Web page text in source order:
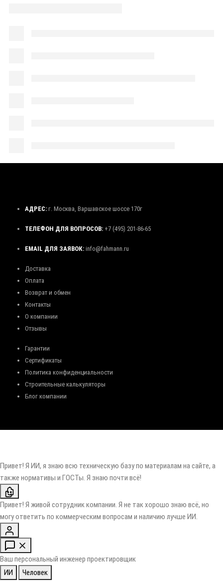
АДРЕС: г. Москва, Варшавское шоссе 170г
ТЕЛЕФОН ДЛЯ ВОПРОСОВ: +7 (495) 201-86-65
EMAIL ДЛЯ ЗАЯВОК: info@fahmann.ru
Доставка
Оплата
Возврат и обмен
Контакты
О компании
Отзывы
Гарантии
Сертификаты
Политика конфиденциальности
Строительные калькуляторы
Блог компании
Привет! Я ИИ, я знаю всю техническую базу по материалам на сайте, а
также нормативы и ГОСТы. Я знаю почти всё!
Привет! Я живой сотрудник компании. Я не так хорошо знаю всё, но
могу ответить по коммерческим вопросам и наличию лучше ИИ.
Ваш персональный инженер проектировщик
ИИ
Человек